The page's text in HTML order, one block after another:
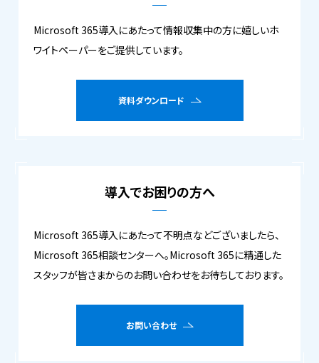
Microsoft 365導入にあたって情報収集中の方に嬉しいホ
ワイトペーパーをご提供しています。
資料ダウンロード
導入でお困りの方へ
Microsoft 365導入にあたって不明点などございましたら、
Microsoft 365相談センターへ。Microsoft 365に精通した
スタッフが皆さまからのお問い合わせをお待ちしております。
お問い合わせ